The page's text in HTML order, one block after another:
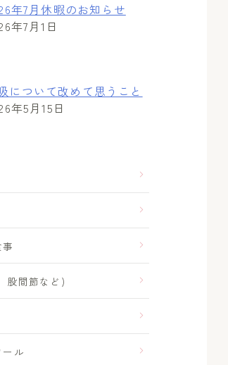
年7月休暇のお知らせ
年7月1日
について改めて思うこと
年5月15日
股間節など)
ール